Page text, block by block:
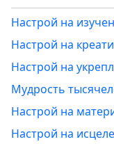
Настрой на
Настрой на
Настрой на
Мудрость
Настрой на
Настрой на